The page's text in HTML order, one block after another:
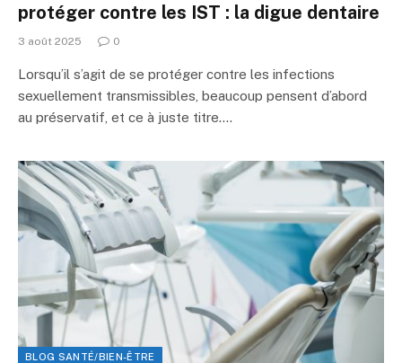
protéger contre les IST : la digue dentaire
3 août 2025 0
Lorsqu’il s’agit de se protéger contre les infections
sexuellement transmissibles, beaucoup pensent d’abord
au préservatif, et ce à juste titre.…
BLOG SANTÉ/BIEN-ÊTRE